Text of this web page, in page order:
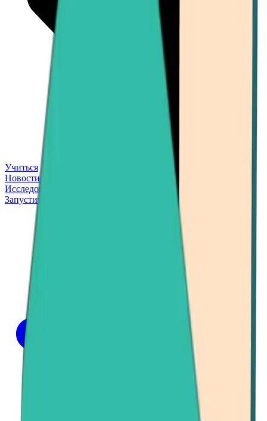
Учиться
Новости
Исследовать
Запустить приложение